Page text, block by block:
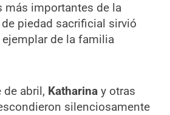
más importantes de la
piedad sacrificial sirvió
de la familia
de abril, Katharina y otras
silenciosamente